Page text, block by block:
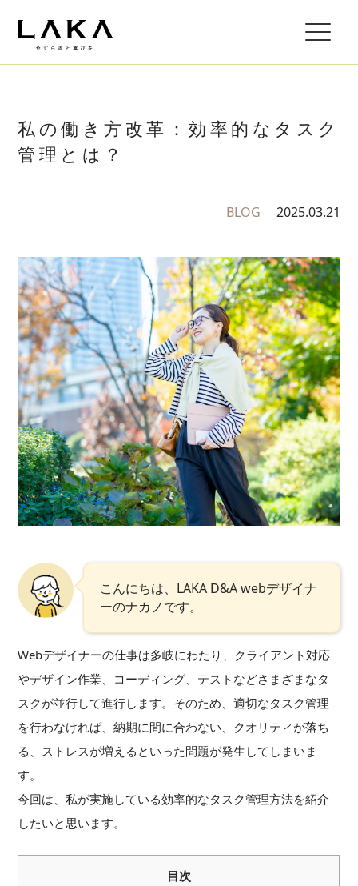
私の働き方改革：効率的なタスク
管理とは？
BLOG 2025.03.21
こんにちは、LAKA D&A webデザイナ
ーのナカノです。
Webデザイナーの仕事は多岐にわたり、クライアント対応
やデザイン作業、コーディング、テストなどさまざまなタ
スクが並行して進行します。そのため、適切なタスク管理
を行わなければ、納期に間に合わない、クオリティが落ち
る、ストレスが増えるといった問題が発生してしまいま
す。
今回は、私が実施している効率的なタスク管理方法を紹介
したいと思います。
目次